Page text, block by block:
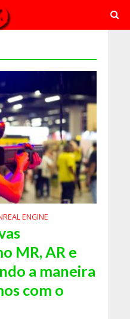
ENGINE
MR, AR e
a maneira
com o